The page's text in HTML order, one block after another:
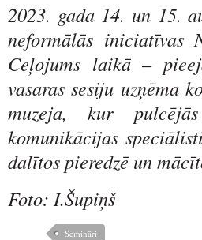
2023. gada 14. un 15.
neformālās iniciatīvas
Ceļojums laikā –
vasaras sesiju uzņēma
muzeja, kur
komunikācijas
dalītos pieredzē un
Foto: I.Šupiņš
Semināri